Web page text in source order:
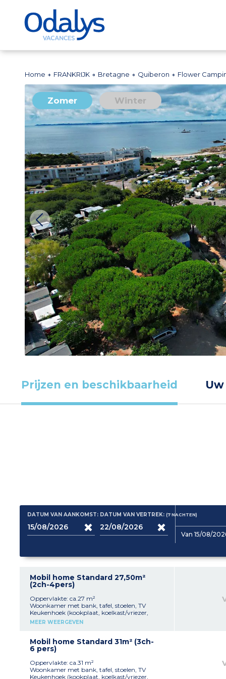
Home FRANKRIJK Bretagne Quiberon Flower
Zomer Winter
Prijzen en beschikbaarheid
DATUM VAN AANKOMST: DATUM VAN VERTREK:(7NACHTEN)
Van 15/08/
Mobil home Standard 27,50m²
(2ch-4pers)
Oppervlakte: ca.27 m²
Woonkamer met bank, tafel, stoelen, TV
Keukenhoek (kookplaat, koelkast/vriezer,
magnetron, vaatwerk) 1 slaapkamer met 1
doucheruimte met douche, wastafel Aparte wc
Half overdekt terras met tuinmeubelen
Maximale capaciteit 6 personen inclusief
baby
MEER WEERGEVEN
Mobil home Standard 31m² (3ch-
6 pers)
Oppervlakte: ca.31 m²
Woonkamer met bank, tafel, stoelen, TV
Keukenhoek (kookplaat, koelkast/vriezer,